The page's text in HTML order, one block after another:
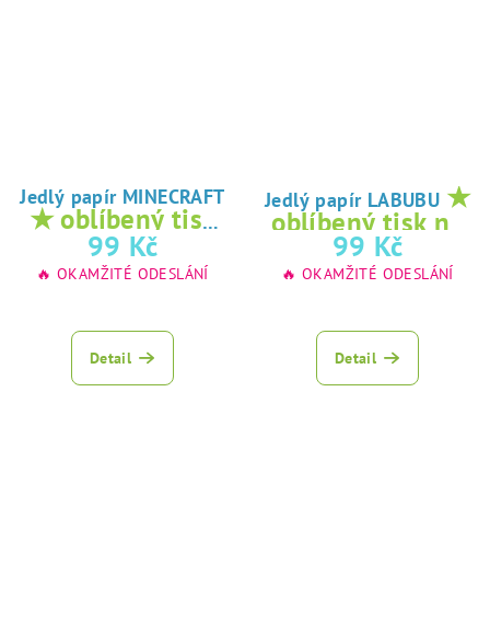
Jedlý papír MINECRAFT
★ oblíbený tisk
na jedlý papír
99 Kč
🔥 OKAMŽITÉ ODESLÁNÍ
Detail
Jedlý papír LABUBU ★
oblíbený tisk na
jedlý papír
99 Kč
🔥 OKAMŽITÉ ODESLÁNÍ
Detail